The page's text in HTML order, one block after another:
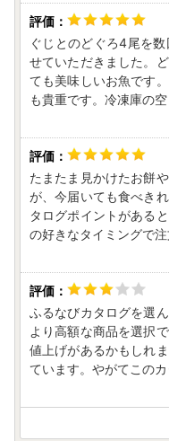
ぐじとのどぐろ4尾を
せていただきました。
ても美味しいお魚です
も貴重です。冷凍庫の
たまたま見かけたお餅
が、今届いても食べき
タログポイントがある
の好きなタイミングで
ふるなびカタログを選
より高額な商品を選択
値上げがあるかもしれ
ています。やがてこの